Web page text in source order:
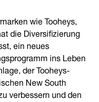
wie Tooheys,
die Diversifizierung
ein neues
ins Leben
der Tooheys-
New South
verbessern und den